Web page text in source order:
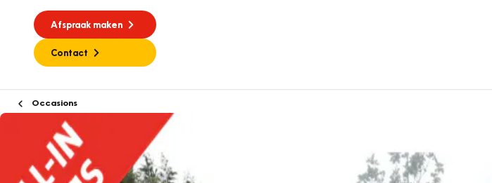
Afspraak maken
Contact
Occasions